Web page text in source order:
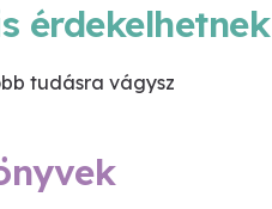
érdekelhetnek
tudásra vágysz